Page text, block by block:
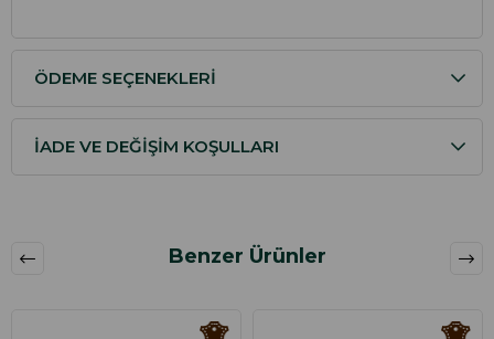
ÖDEME SEÇENEKLERI
İADE VE DEĞIŞIM KOŞULLARI
Benzer Ürünler